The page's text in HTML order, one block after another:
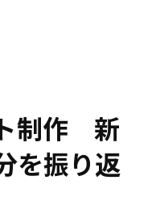
制作 新
を振り返